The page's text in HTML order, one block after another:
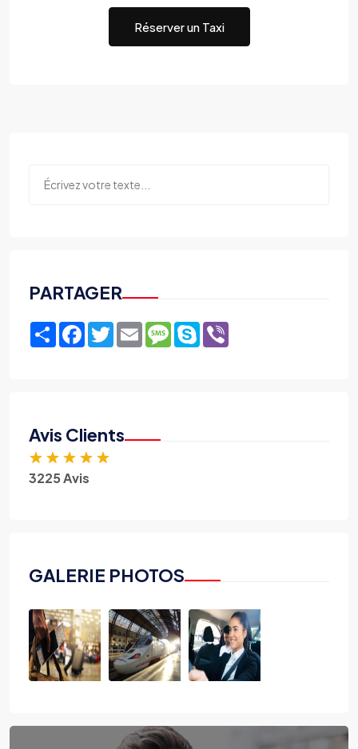
Réserver un Taxi
PARTAGER
ShareFacebook
TwitterEmailMessage
Skype
Avis Clients
★ ★ ★ ★ ★
3225 Avis
GALERIE PHOTOS